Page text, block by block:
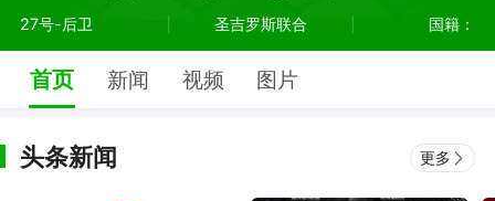
27号-后卫
圣吉罗斯联合 国籍：
首页 新闻 视频 图片
头条新闻 更多